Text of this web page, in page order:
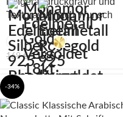
Textgravur nach Wunsch
169€ 119€
-34%